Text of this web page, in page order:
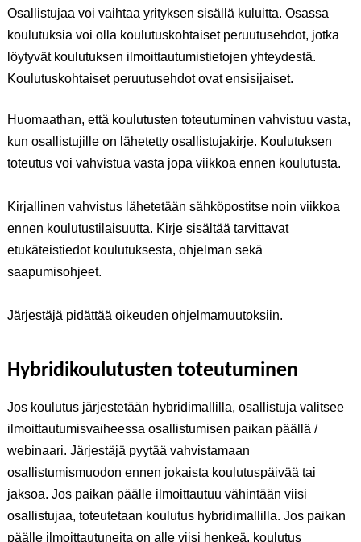
Osallistujaa voi vaihtaa yrityksen sisällä kuluitta. Osassa
koulutuksia voi olla koulutuskohtaiset peruutusehdot, jotka
löytyvät koulutuksen ilmoittautumistietojen yhteydestä.
Koulutuskohtaiset peruutusehdot ovat ensisijaiset.
Huomaathan, että koulutusten toteutuminen vahvistuu vasta,
kun osallistujille on lähetetty osallistujakirje. Koulutuksen
toteutus voi vahvistua vasta jopa viikkoa ennen koulutusta.
Kirjallinen vahvistus lähetetään sähköpostitse noin viikkoa
ennen koulutustilaisuutta. Kirje sisältää tarvittavat
etukäteistiedot koulutuksesta, ohjelman sekä
saapumisohjeet.
Järjestäjä pidättää oikeuden ohjelmamuutoksiin.
Hybridikoulutusten toteutuminen
Jos koulutus järjestetään hybridimallilla, osallistuja valitsee
ilmoittautumisvaiheessa osallistumisen paikan päällä /
webinaari. Järjestäjä pyytää vahvistamaan
osallistumismuodon ennen jokaista koulutuspäivää tai
jaksoa. Jos paikan päälle ilmoittautuu vähintään viisi
osallistujaa, toteutetaan koulutus hybridimallilla. Jos paikan
päälle ilmoittautuneita on alle viisi henkeä, koulutus